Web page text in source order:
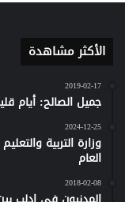
الأكثر مشاهدة
2019-02-17
جميل الصالح: أيام
2024-12-25
وزارة التربية
العام
2018-02-08